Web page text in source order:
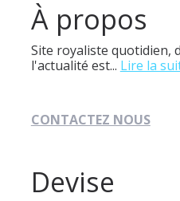
À propos
Site royaliste quotidien,
l'actualité est... Lire la
CONTACTEZ NOUS
Devise